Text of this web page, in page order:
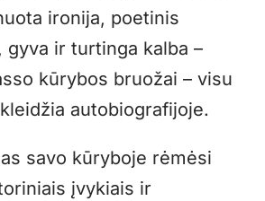
ironija, poetinis
gyva ir turtinga kalba –
kūrybos bruožai – visu
autobiografijoje.
savo kūryboje rėmėsi
įvykiais ir